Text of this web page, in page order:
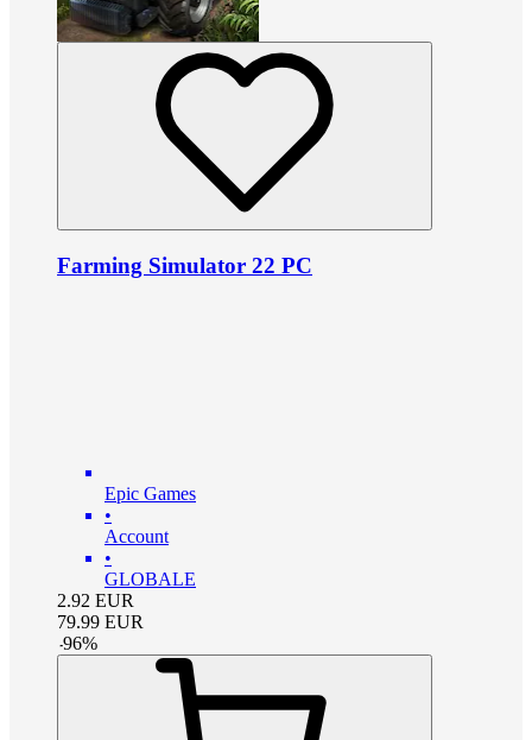
Farming Simulator 22 PC
Epic Games
•
Account
•
GLOBALE
2.92 EUR
79.99 EUR
-96%